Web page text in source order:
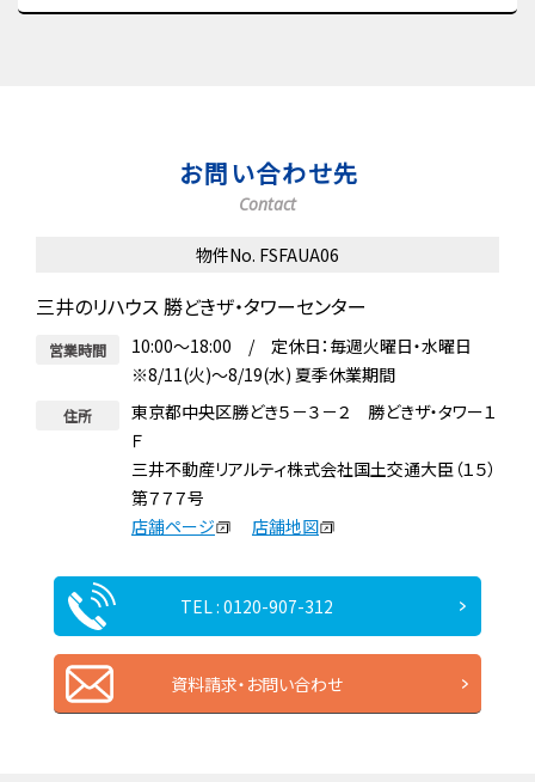
お問い合わせ先
Contact
物件No. FSFAUA06
三井のリハウス 勝どきザ・タワーセンター
営業時間
10:00～18:00 / 定休日：毎週火曜日・水曜日
※8/11(火)～8/19(水) 夏季休業期間
住所
東京都中央区勝どき５－３－２ 勝どきザ・タワー１
Ｆ
三井不動産リアルティ株式会社国土交通大臣（１５）
第７７７号
店舗ページ
店舗地図
TEL : 0120-907-312
資料請求・お問い合わせ